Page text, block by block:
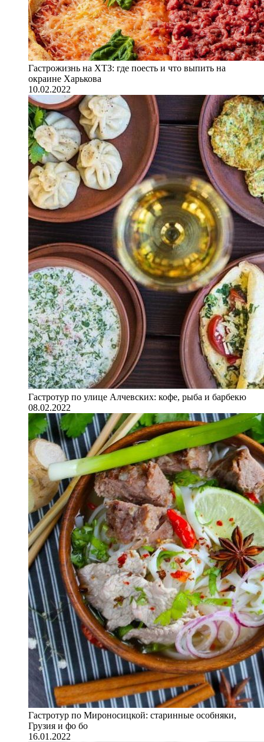
Гастрожизнь на ХТЗ: где поесть и что выпить на
окраине Харькова
10.02.2022
Гастротур по улице Алчевских: кофе, рыба и барбекю
08.02.2022
Гастротур по Мироносицкой: старинные особняки,
Грузия и фо бо
16.01.2022